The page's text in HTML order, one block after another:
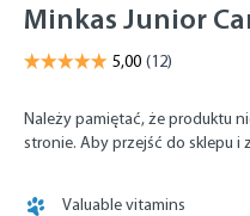
Minkas Junior
Należy pamiętać, że produktu
stronie. Aby przejść do sklepu i
Valuable vitamins